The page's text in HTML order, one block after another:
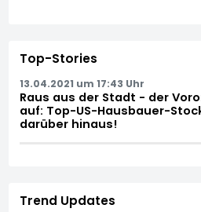
Top-Stories
13.04.2021 um 17:43 Uhr
Raus aus der Stadt - der
auf: Top-US-Hausbauer-
darüber hinaus!
Trend Updates